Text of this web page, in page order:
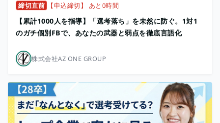
締切直前 【申込締切】 あと0時間
【累計1000人を指導】「選考落ち」を未然に防ぐ。1対1
のガチ個別FBで、あなたの武器と弱点を徹底言語化
株式会社AZ ONE GROUP